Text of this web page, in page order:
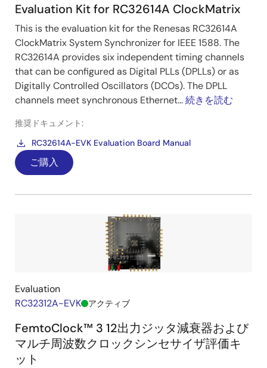
Evaluation Kit for RC32614A ClockMatrix
This is the evaluation kit for the Renesas RC32614A
ClockMatrix System Synchronizer for IEEE 1588. The
RC32614A provides six independent timing channels
that can be configured as Digital PLLs (DPLLs) or as
Digitally Controlled Oscillators (DCOs). The DPLL
channels meet synchronous Ethernet...続きを読む
推奨ドキュメント:
RC32614A-EVK Evaluation Board Manual
ご購入
Evaluation
RC32312A-EVK
アクティブ
FemtoClock™ 3 12出力ジッタ減衰器および
マルチ周波数クロックシンセサイザ評価キ
ット